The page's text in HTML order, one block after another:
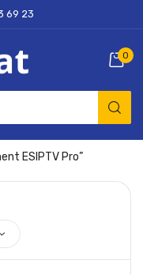
69 23
0
ESIPTV Pro”